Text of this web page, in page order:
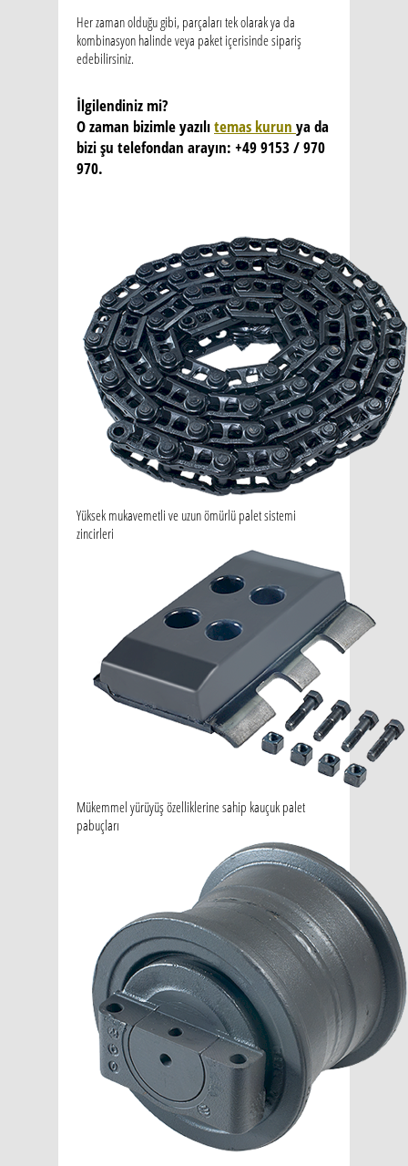
Her zaman olduğu gibi, parçaları tek olarak ya da
kombinasyon halinde veya paket içerisinde sipariş
edebilirsiniz.
İlgilendiniz mi?
O zaman bizimle yazılıtemas kurun ya da
bizi şu telefondan arayın: +49 9153 / 970
970.
Yüksek mukavemetli ve uzun ömürlü palet sistemi
zincirleri
Mükemmel yürüyüş özelliklerine sahip kauçuk palet
pabuçları